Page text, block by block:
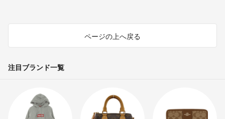
ページの上へ戻る
注目ブランド一覧